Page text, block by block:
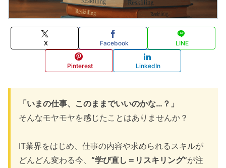
X Facebook LINE
Pinterest LinkedIn
「いまの仕事、このままでいいのかな…？」
そんなモヤモヤを感じたことはありませんか？
IT業界をはじめ、仕事の内容や求められるスキルが
どんどん変わる今、 “学び直し＝リスキリング”が注